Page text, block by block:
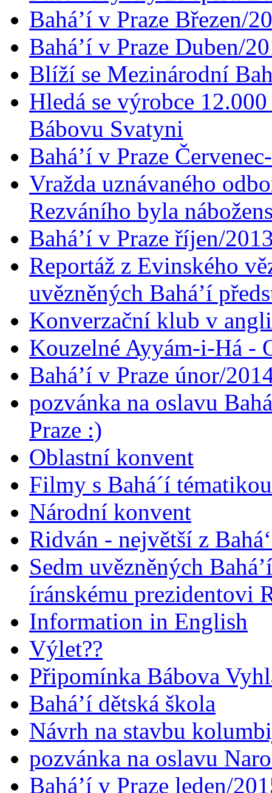
Bahá’í v Praze Březen/
Bahá’í v Praze Duben/
Blíží se Mezinárodní
Hledá se výrobce
Bábovu Svatyni
Bahá’í v Praze
Vražda uznávaného
Rezváního byla
Bahá’í v Praze říjen/
Reportáž z Evinského
uvězněných Bahá’í
Konverzační klub v
Kouzelné Ayyám-i-Há -
Bahá’í v Praze únor/
pozvánka na oslavu
Praze :)
Oblastní konvent
Filmy s Bahá´í
Národní konvent
Ridván - největší z
Sedm uvězněných
íránskému prezidentovi
Information in English
Výlet??
Připomínka Bábova
Bahá’í dětská škola
Návrh na stavbu
pozvánka na oslavu
Bahá’í v Praze leden/